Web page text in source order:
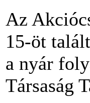
Az
15-öt
a nyár
Társaság